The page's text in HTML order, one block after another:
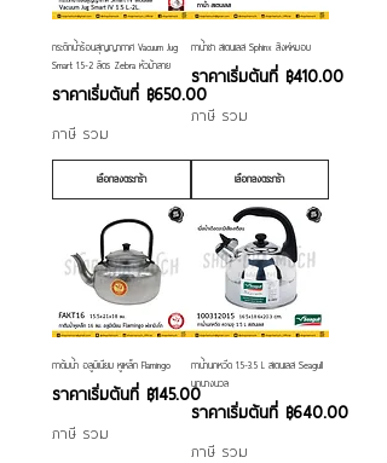
กระติกน้ำร้อนสุญญากาศ Vacuum Jug
Smart 1.5-2 ลิตร Zebra หัวม้าลาย
ราคาเริ่มต้นที่ ฿650.00
ราคาขายลด
ภาษี รวม
เลือกลงตระกร้า
กาน้ำชา สเตนเลส Sphinx สิงห์หมอบ
ราคาเริ่มต้นที่ ฿410.00
ราคาขายลด
ภาษี รวม
เลือกลงตระกร้า
กาต้มน้ำ อลูมิเนียม หูเหล็ก Flamingo
ราคาเริ่มต้นที่ ฿145.00
ราคาขายลด
ภาษี รวม
กาน้ำนกหวีด 1.5-3.5 L สเตนเลส Seagull
นกนางนวล
ราคาเริ่มต้นที่ ฿640.00
ราคาขายลด
ภาษี รวม